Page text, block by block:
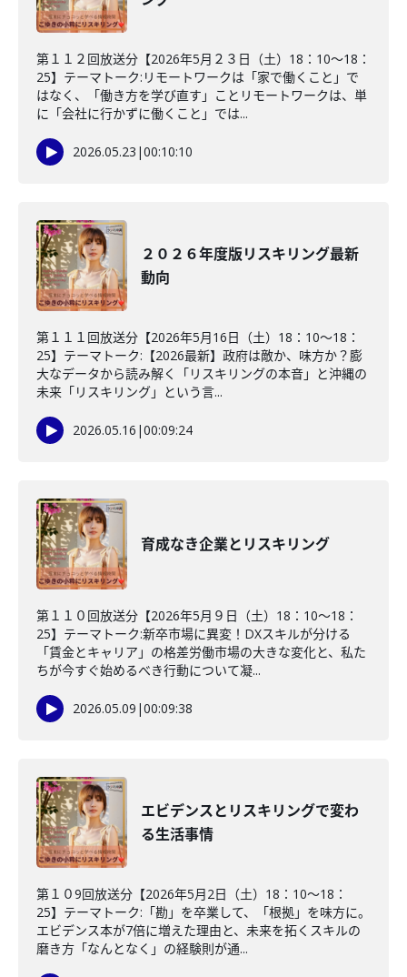
第１１２回放送分【2026年5月２３日（土）18：10～18：
25】テーマトーク:リモートワークは「家で働くこと」で
はなく、「働き方を学び直す」ことリモートワークは、単
に「会社に行かずに働くこと」では...
2026.05.23 |00:10:10
２０２６年度版リスキリング最新
動向
第１１１回放送分【2026年5月16日（土）18：10～18：
25】テーマトーク:【2026最新】政府は敵か、味方か？膨
大なデータから読み解く「リスキリングの本音」と沖縄の
未来「リスキリング」という言...
2026.05.16 |00:09:24
育成なき企業とリスキリング
第１１０回放送分【2026年5月９日（土）18：10～18：
25】テーマトーク:新卒市場に異変！DXスキルが分ける
「賃金とキャリア」の格差労働市場の大きな変化と、私た
ちが今すぐ始めるべき行動について凝...
2026.05.09 |00:09:38
エビデンスとリスキリングで変わ
る生活事情
第１０9回放送分【2026年5月2日（土）18：10～18：
25】テーマトーク:「勘」を卒業して、「根拠」を味方に。
エビデンス本が7倍に増えた理由と、未来を拓くスキルの
磨き方「なんとなく」の経験則が通...